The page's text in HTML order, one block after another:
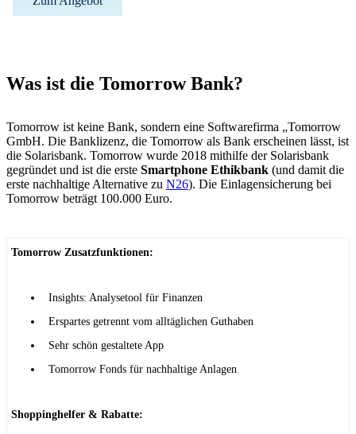
Was ist die Tomorrow Bank?
Tomorrow ist keine Bank, sondern eine Softwarefirma „Tomorrow
GmbH. Die Banklizenz, die Tomorrow als Bank erscheinen lässt, ist
die Solarisbank. Tomorrow wurde 2018 mithilfe der Solarisbank
gegründet und ist die erste Smartphone Ethikbank (und damit die
erste nachhaltige Alternative zu N26). Die Einlagensicherung bei
Tomorrow beträgt 100.000 Euro.
Tomorrow Zusatzfunktionen:
Insights: Analysetool für Finanzen
Erspartes getrennt vom alltäglichen Guthaben
Sehr schön gestaltete App
Tomorrow Fonds für nachhaltige Anlagen
Shoppinghelfer & Rabatte: